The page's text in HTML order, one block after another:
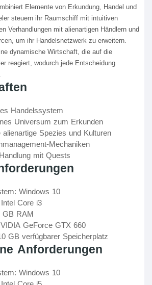
Elemente von Erkundung, Handel und
steuern ihr Raumschiff mit intuitiven
Verhandlungen mit alienartigen Händlern und
um ihr Handelsnetzwerk zu erweitern.
dynamische Wirtschaft, die auf die
reagiert, wodurch jede Entscheidung
Handelssystem
Universum zum Erkunden
alienartige Spezies und Kulturen
Mechaniken
mit Quests
Windows 10
Core i3
RAM
GeForce GTX 660
GB verfügbarer Speicherplatz
Anforderungen
Windows 10